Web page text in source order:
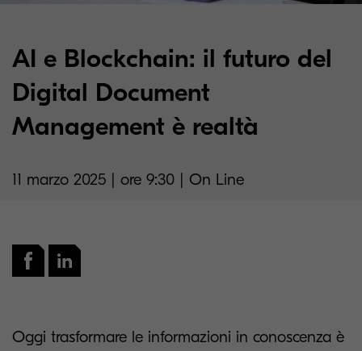
AI e Blockchain: il futuro del
Digital Document
Management è realtà
11 marzo 2025 | ore 9:30 | On Line
Oggi trasformare le informazioni in conoscenza è